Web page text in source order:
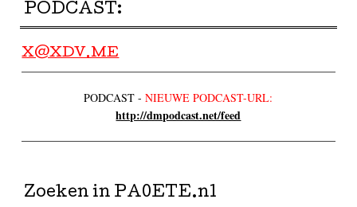
PODCAST:
X@XDV.ME
PODCAST -NIEUWE PODCAST-URL:
http://dmpodcast.net/feed
Zoeken in PA0ETE.nl